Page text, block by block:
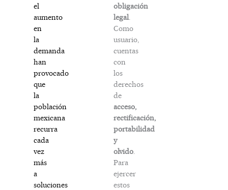
el
aumento
en
la
demanda
han
provocado
que
la
población
mexicana
recurra
cada
vez
más
a
soluciones
obligación
legal
Como
usuario,
cuentas
con
los
derechos
de
acceso,
rectificación,
portabilidad
y
olvido
Para
ejercer
estos